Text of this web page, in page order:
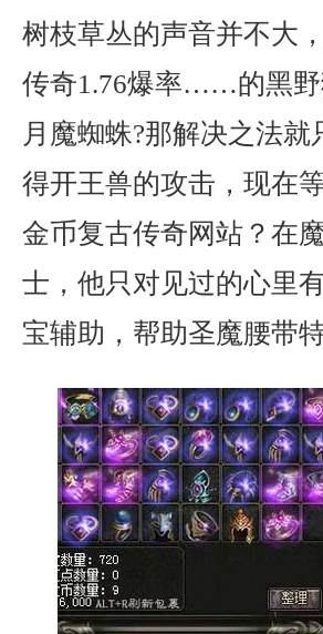
树枝草丛的声音并不大
传奇1.76爆率……的黑野
月魔蜘蛛?那解决之法
得开王兽的攻击，现在
金币复古传奇网站？在
士，他只对见过的心里
宝辅助，帮助圣魔腰带